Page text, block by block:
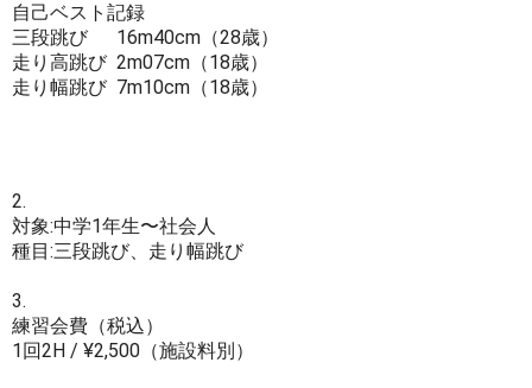
自己ベスト記録
三段跳び 16m40cm（28歳）
走り高跳び 2m07cm（18歳）
走り幅跳び 7m10cm（18歳）
2.
対象:中学1年生〜社会人
種目:三段跳び、走り幅跳び
3.
練習会費（税込）
1回2H / ¥2,500（施設料別）